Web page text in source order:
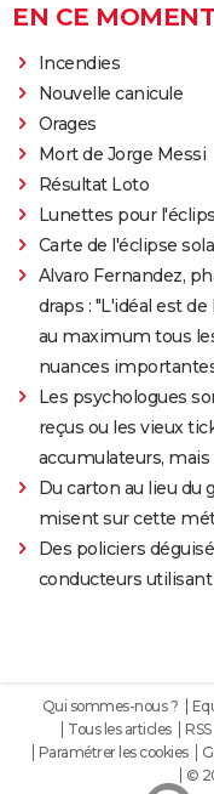
EN CE MOMENT
Incendies
Nouvelle canicule
Orages
Mort de Jorge Messi
Résultat Loto
Lunettes pour
Carte de l'éclipse
Alvaro Fernandez,
draps : "L'idéal est
au maximum tous
nuances
Les psychologues
reçus ou les vieux
accumulateurs,
Du carton au lieu du
misent sur cette
Des policiers
conducteurs
Qui sommes-nous ?
Tous les articles
RSS
Paramétrer les cookies
©